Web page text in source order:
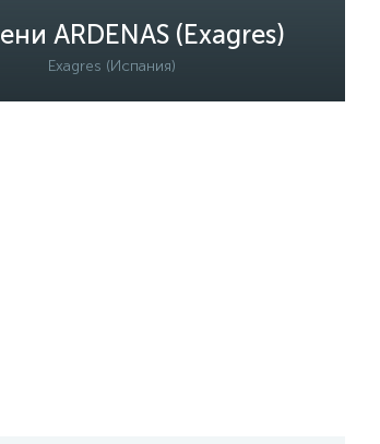
ARDENAS (Exagres)
Exagres (Испания)